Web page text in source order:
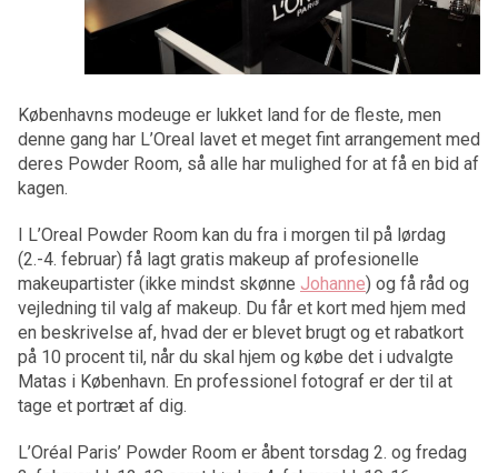
Københavns modeuge er lukket land for de fleste, men
denne gang har L’Oreal lavet et meget fint arrangement med
deres Powder Room, så alle har mulighed for at få en bid af
kagen.
I L’Oreal Powder Room kan du fra i morgen til på lørdag
(2.-4. februar) få lagt gratis makeup af profesionelle
makeupartister (ikke mindst skønne Johanne) og få råd og
vejledning til valg af makeup. Du får et kort med hjem med
en beskrivelse af, hvad der er blevet brugt og et rabatkort
på 10 procent til, når du skal hjem og købe det i udvalgte
Matas i København. En professionel fotograf er der til at
tage et portræt af dig.
L’Oréal Paris’ Powder Room er åbent torsdag 2. og fredag